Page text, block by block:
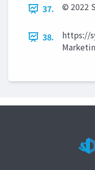
37.
© 2022
38.
https://